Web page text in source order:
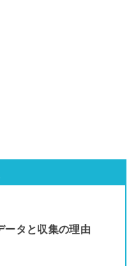
ータと収集の理由